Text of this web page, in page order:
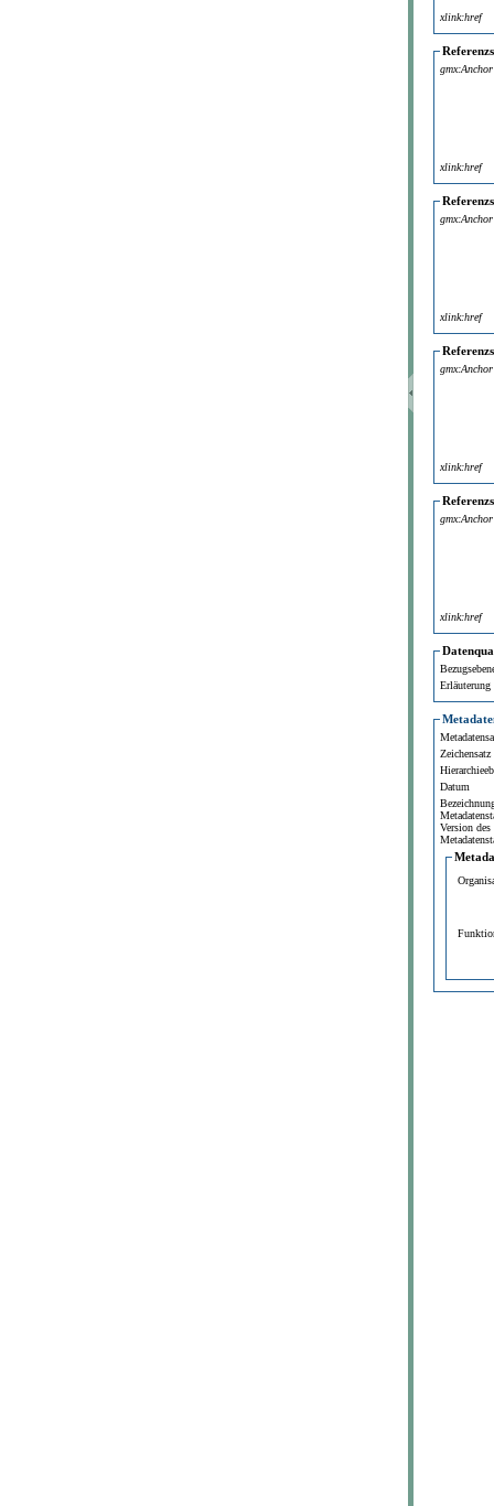
xlink:href
gmx:Anchor
xlink:href
gmx:Anchor
xlink:href
gmx:Anchor
xlink:href
gmx:Anchor
xlink:href
Erläuterung
Zeichensatz
Datum
Version des